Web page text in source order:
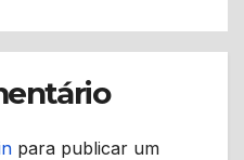
para publicar um